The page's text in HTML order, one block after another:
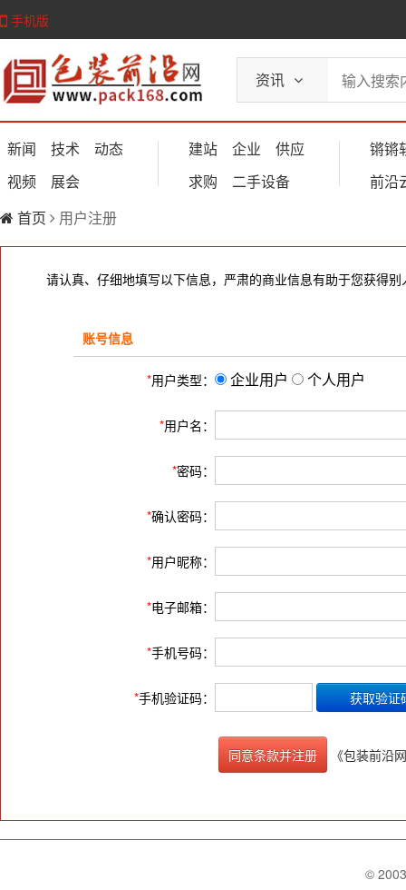
手机版
资讯
新闻 技术
动态
视频
展会
建站 企业
供应
求购
二手设备
锵锵
前沿
首页
用户注册
请认真、仔细地填写以下信息，严肃的商业信息有助于您获得
账号信息
*用户类型： 企业用户 个人用户
*用户名：
*密码：
*确认密码：
*用户昵称：
*电子邮箱：
*手机号码：
*手机验证码：
同意条款并注册 《包装前沿
©